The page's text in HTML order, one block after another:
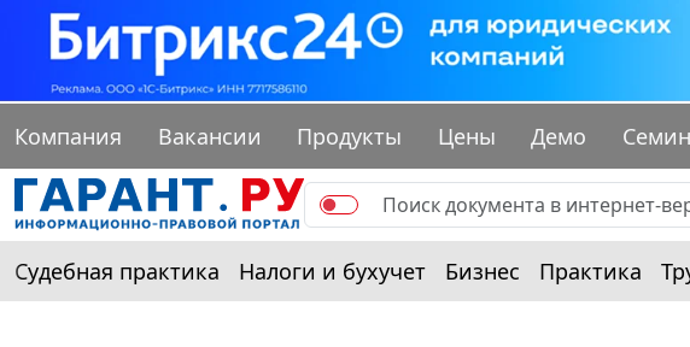
Компания Вакансии Продукты Цены Демо
Судебная практика Налоги и бухучет Бизнес Практика